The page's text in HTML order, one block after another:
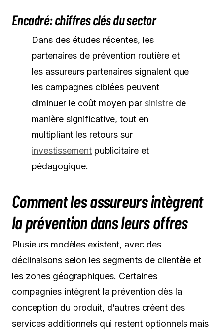
Encadré: chiffres clés du sector
Dans des études récentes, les
partenaires de prévention routière et
les assureurs partenaires signalent que
les campagnes ciblées peuvent
diminuer le coût moyen par sinistre de
manière significative, tout en
multipliant les retours sur
investissement publicitaire et
pédagogique.
Comment les assureurs intègrent
la prévention dans leurs offres
Plusieurs modèles existent, avec des
déclinaisons selon les segments de clientèle et
les zones géographiques. Certaines
compagnies intègrent la prévention dès la
conception du produit, d’autres créent des
services additionnels qui restent optionnels mais